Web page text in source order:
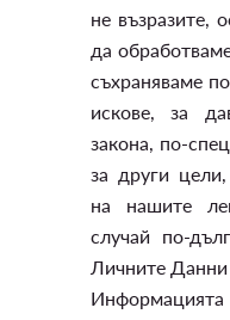
не възразите,
да
съхраняваме
искове, за
закона, по-
за други
на нашите
случай по-
Личните